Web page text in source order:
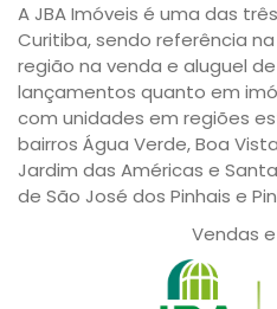
A JBA Imóveis é uma das
Curitiba, sendo referência
região na venda e aluguel
lançamentos quanto em
com unidades em regiões
bairros Água Verde, Boa
Jardim das Américas e
de São José dos Pinhais e
Vendas